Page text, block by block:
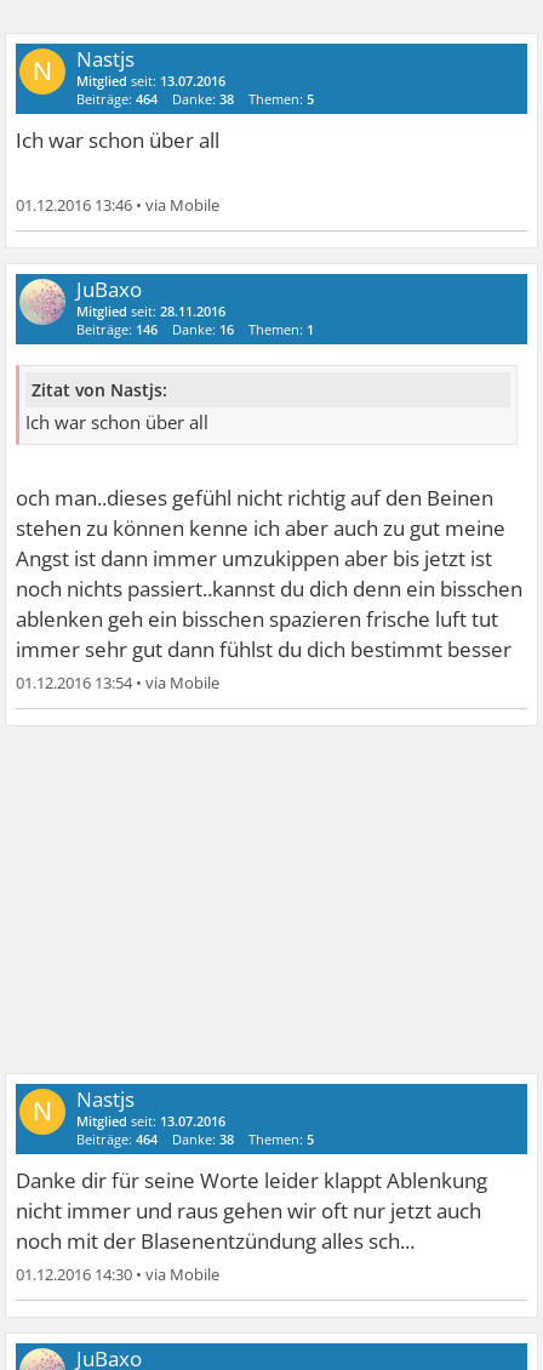
N Nastjs
Mitglied seit: 13.07.2016
Beiträge:464 Danke:38 Themen:5
Ich war schon über all
01.12.2016 13:46 •
JuBaxo
Mitglied seit:28.11.2016
Beiträge: 146 Danke: 16 Themen: 1
Zitat von Nastjs:
Ich war schon über all
och man..dieses gefühl nicht richtig auf den Beinen
stehen zu können kenne ich aber auch zu gut meine
Angst ist dann immer umzukippen aber bis jetzt ist
noch nichts passiert..kannst du dich denn ein bisschen
ablenken geh ein bisschen spazieren frische luft tut
immer sehr gut dann fühlst du dich bestimmt besser
01.12.2016 13:54•
N Nastjs
Mitglied seit: 13.07.2016
Beiträge:464 Danke:38 Themen:5
Danke dir für seine Worte leider klappt Ablenkung
nicht immer und raus gehen wir oft nur jetzt auch
noch mit der Blasenentzündung alles sch...
01.12.2016 14:30 •
JuBaxo